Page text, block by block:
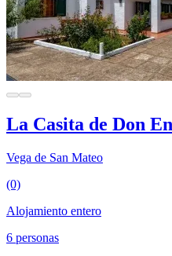
La Casita de Don
Vega de San Mateo
(0)
Alojamiento entero
6 personas